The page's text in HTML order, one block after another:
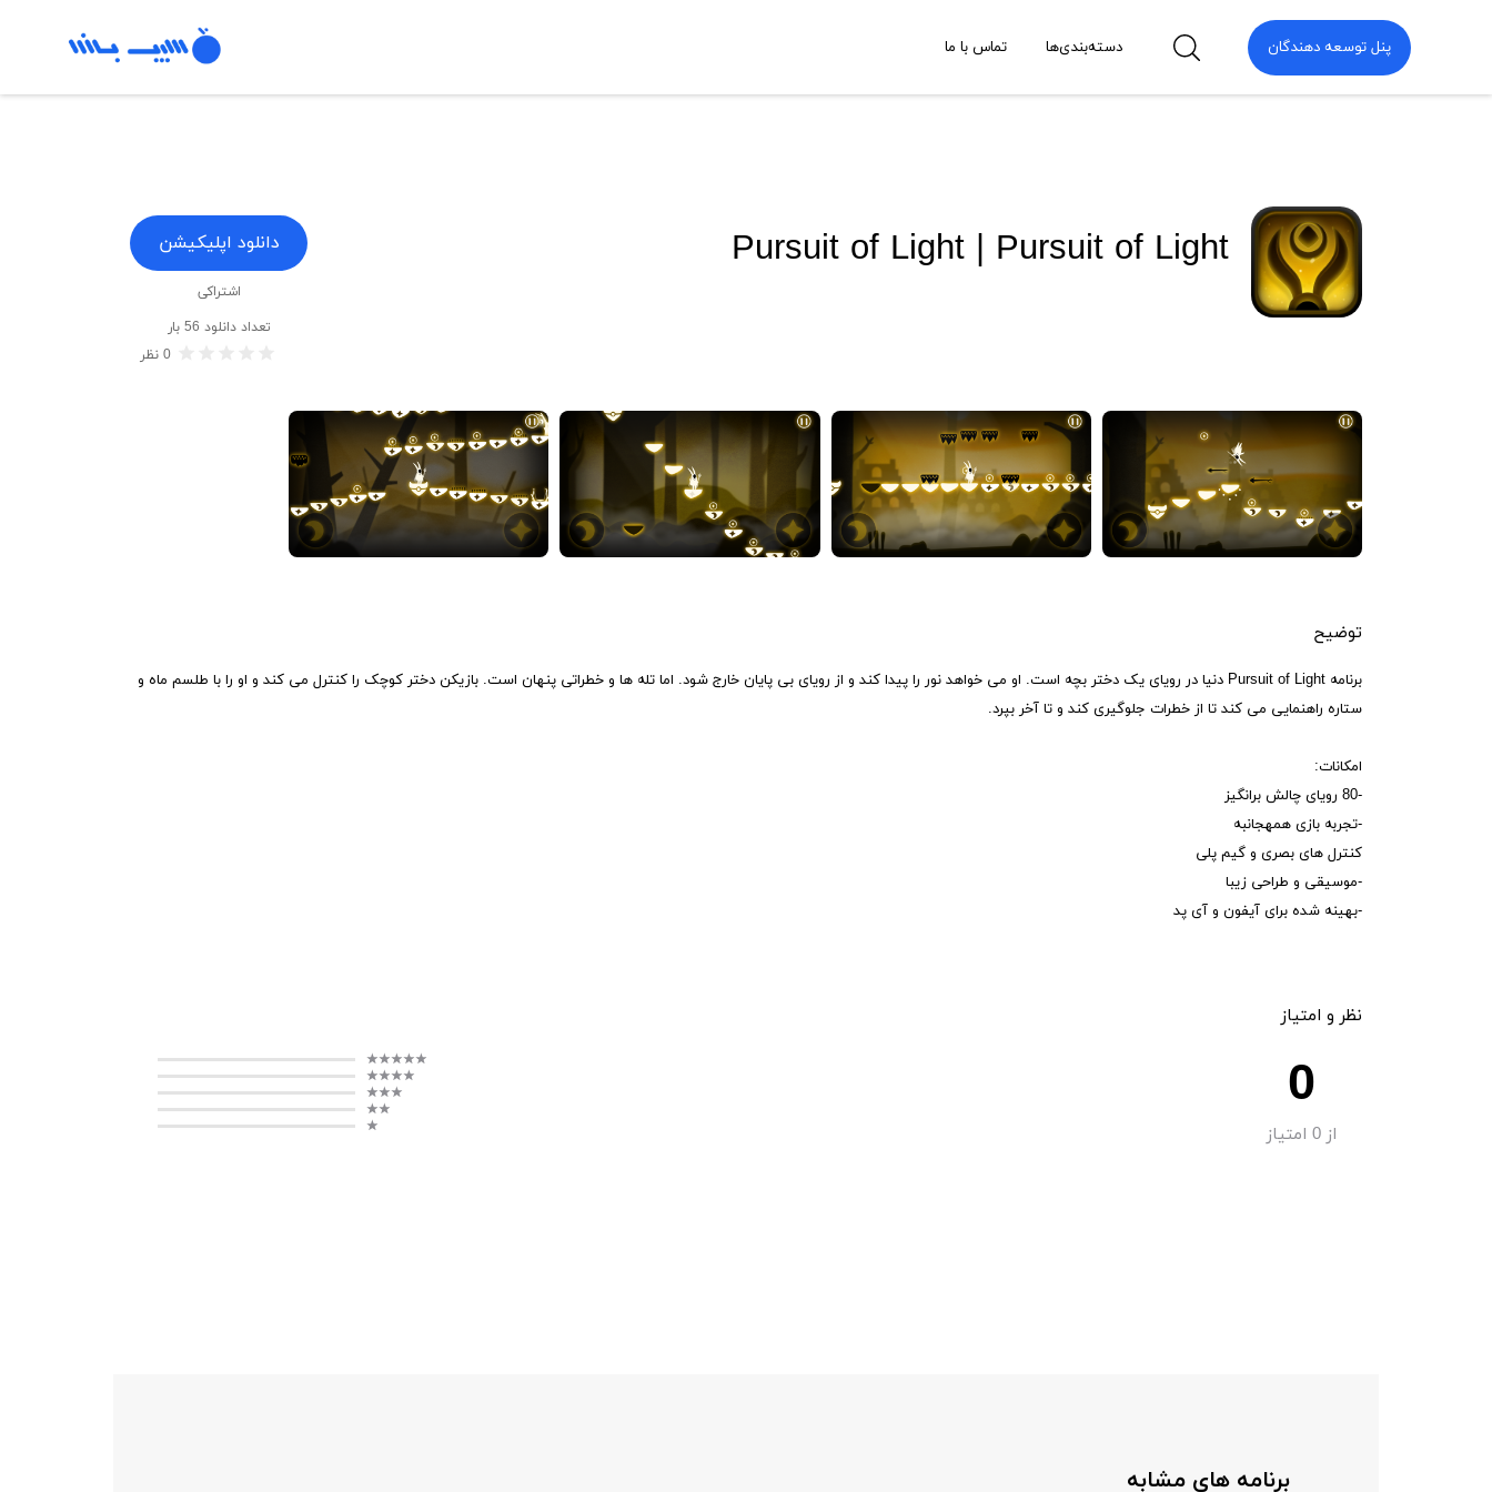
پنل توسعه دهندگان دسته‌بندی‌ها تماس با ما
Pursuit of Light | Pursuit of Light دانلود اپلیکیشن
اشتراکی
تعداد دانلود 56 بار
0 نظر
توضیح
برنامه Pursuit of Light دنیا در رویای یک دختر بچه است. او می خواهد نور را پیدا کند و از رویای بی پایان خارج شود. اما تله ها و خطراتی پنهان است. بازیکن دختر کوچک را کنترل می کند و او را با طلسم ماه و
ستاره راهنمایی می کند تا از خطرات جلوگیری کند و تا آخر بپرد.
امکانات:
-80 رویای چالش برانگیز
-تجربه بازی همهجانبه
کنترل های بصری و گیم پلی
-موسیقی و طراحی زیبا
-بهینه شده برای آیفون و آی پد
نظر و امتیاز
0
از0 امتیاز
برنامه های مشابه